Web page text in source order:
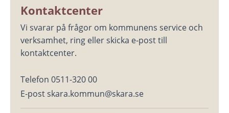
Kontaktcenter
Vi svarar på frågor om kommunens service och
verksamhet, ring eller skicka e-post till
kontaktcenter.
Telefon 0511-320 00
E-post skara.kommun@skara.se